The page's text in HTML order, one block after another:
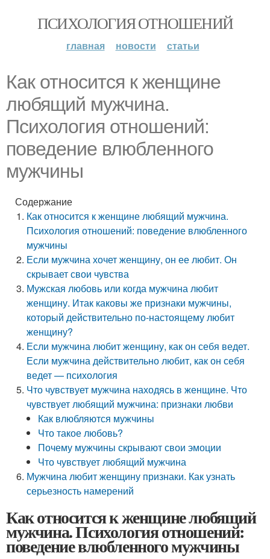
ПСИХОЛОГИЯ ОТНОШЕНИЙ
главная новости статьи
Как относится к женщине
любящий мужчина.
Психология отношений:
поведение влюбленного
мужчины
Содержание
Как относится к женщине любящий мужчина.
Психология отношений: поведение влюбленного
мужчины
Если мужчина хочет женщину, он ее любит. Он
скрывает свои чувства
Мужская любовь или когда мужчина любит
женщину. Итак каковы же признаки мужчины,
который действительно по-настоящему любит
женщину?
Если мужчина любит женщину, как он себя ведет.
Если мужчина действительно любит, как он себя
ведет — психология
Что чувствует мужчина находясь в женщине. Что
чувствует любящий мужчина: признаки любви
Как влюбляются мужчины
Что такое любовь?
Почему мужчины скрывают свои эмоции
Что чувствует любящий мужчина
Мужчина любит женщину признаки. Как узнать
серьезность намерений
Как относится к женщине любящий
мужчина. Психология отношений:
поведение влюбленного мужчины